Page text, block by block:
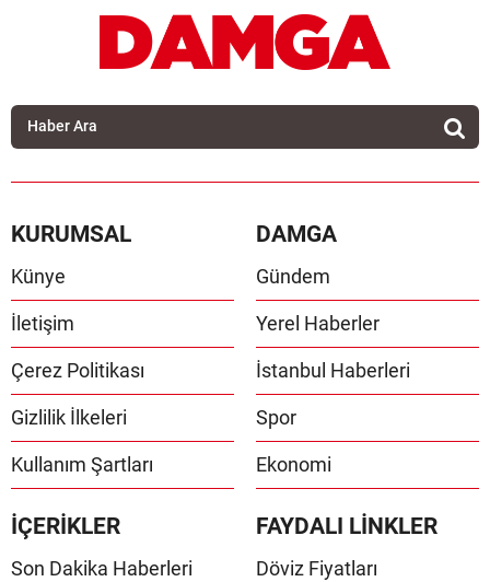
KURUMSAL
Künye
İletişim
Çerez Politikası
Gizlilik İlkeleri
Kullanım Şartları
DAMGA
Gündem
Yerel Haberler
İstanbul Haberleri
Spor
Ekonomi
İÇERİKLER
Son Dakika Haberleri
FAYDALI LİNKLER
Döviz Fiyatları